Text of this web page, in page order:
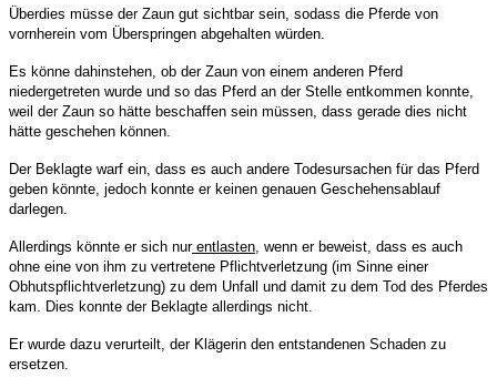
Überdies müsse der Zaun gut sichtbar sein, sodass die Pferde von
vornherein vom Überspringen abgehalten würden.
Es könne dahinstehen, ob der Zaun von einem anderen Pferd
niedergetreten wurde und so das Pferd an der Stelle entkommen konnte,
weil der Zaun so hätte beschaffen sein müssen, dass gerade dies nicht
hätte geschehen können.
Der Beklagte warf ein, dass es auch andere Todesursachen für das Pferd
geben könnte, jedoch konnte er keinen genauen Geschehensablauf
darlegen.
Allerdings könnte er sich nurentlasten , wenn er beweist, dass es auch
ohne eine von ihm zu vertretene Pflichtverletzung (im Sinne einer
Obhutspflichtverletzung) zu dem Unfall und damit zu dem Tod des Pferdes
kam. Dies konnte der Beklagte allerdings nicht.
Er wurde dazu verurteilt, der Klägerin den entstandenen Schaden zu
ersetzen.